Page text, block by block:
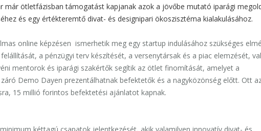
már ötletfázisban támogatást kapjanak azok a jövőbe mutató iparági
és egy értékteremtő divat- és designipari ökoszisztéma kialakulásához.
online képzésen ismerhetik meg egy startup indulásához szükséges
a pénzügyi terv készítését, a versenytársak és a piac elemzését,
mentorok és iparági szakértők segítik az ötlet finomítását, amelyet a
Demo Dayen prezentálhatnak befektetők és a nagyközönség előtt. Ott
15 millió forintos befektetési ajánlatot kapnak.